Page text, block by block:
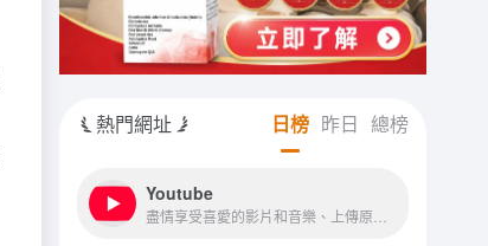
熱門網址 日榜 昨日 總榜
Youtube